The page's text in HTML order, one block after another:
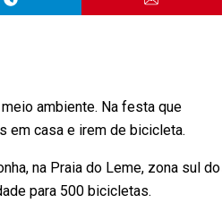
ambiente. Na festa que
em casa e irem de bicicleta.
na Praia do Leme, zona sul do
para 500 bicicletas.